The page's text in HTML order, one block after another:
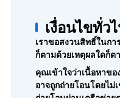
เงื่อนไขทั่ว
เราขอสงวนสิทธิ์ในกา
ก็ตามด้วยเหตุผลใดก็ต
คุณเข้าใจว่าเนื้อหาข
อาจถูกถ่ายโอนโดยไม่